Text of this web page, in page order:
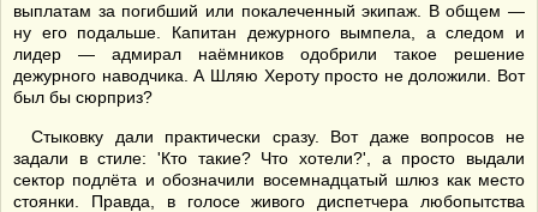
выплатам за погибший или покалеченный экипаж. В общем —
ну его подальше. Капитан дежурного вымпела, а следом и
лидер — адмирал наёмников одобрили такое решение
дежурного наводчика. А Шляю Хероту просто не доложили. Вот
был бы сюрприз?
Стыковку дали практически сразу. Вот даже вопросов не
задали в стиле: 'Кто такие? Что хотели?', а просто выдали
сектор подлёта и обозначили восемнадцатый шлюз как место
стоянки. Правда, в голосе живого диспетчера любопытства